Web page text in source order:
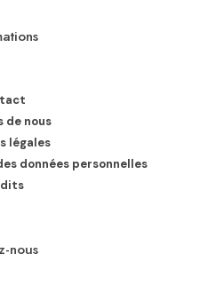
de nous
légales
données personnelles
nous